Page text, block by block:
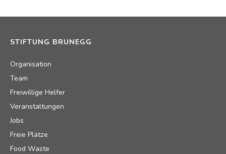
STIFTUNG BRUNEGG
Organisation
Team
Freiwillige Helfer
Veranstaltungen
Jobs
Freie Plätze
Food Waste